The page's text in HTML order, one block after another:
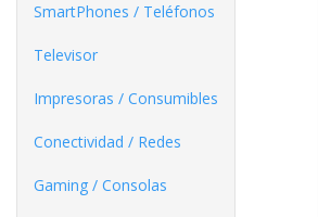
SmartPhones / Teléfonos
Televisor
Impresoras / Consumibles
Conectividad / Redes
Gaming / Consolas